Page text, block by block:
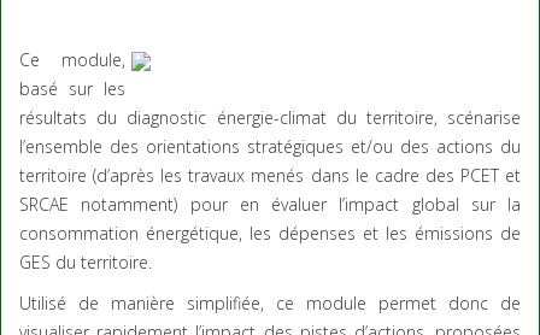
Ce module,
basé sur les
résultats du diagnostic énergie-climat du territoire, scénarise
l’ensemble des orientations stratégiques et/ou des actions du
territoire (d’après les travaux menés dans le cadre des PCET et
SRCAE notamment) pour en évaluer l’impact global sur la
consommation énergétique, les dépenses et les émissions de
GES du territoire.
Utilisé de manière simplifiée, ce module permet donc de